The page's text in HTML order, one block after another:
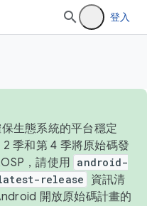
登入
生態系統的平台穩定
季和第 4 季將原始碼發
，請使用 android-
release
資訊清
開放原始碼計畫的